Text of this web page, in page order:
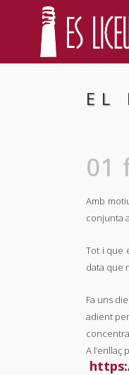
EL
01
Amb
conjunta
Tot i que
data que
Fa uns
adient
A l’enllaç